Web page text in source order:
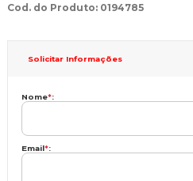
Cod. do Produto: 0194785
Solicitar Informações
Nome*:
Email*: